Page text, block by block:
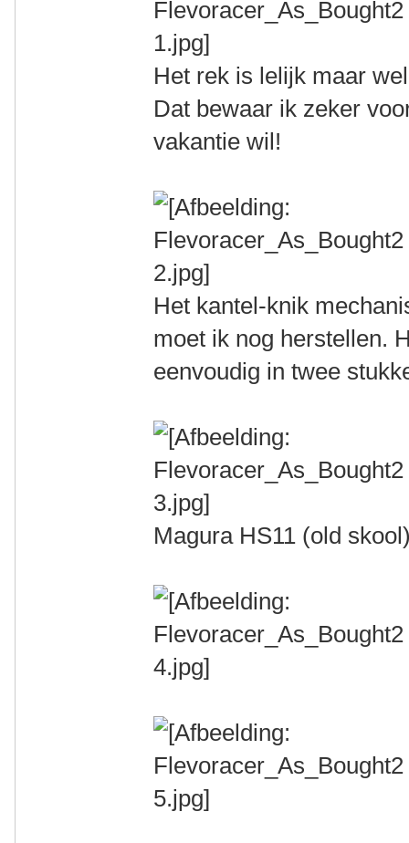
Het rek is lelijk maar
Dat bewaar ik zeker
vakantie wil!
Het kantel-knik
moet ik nog herstellen.
eenvoudig in twee
Magura HS11 (old